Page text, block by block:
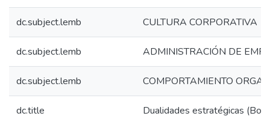
dc.subject.lemb CULTURA CORPORATIVA
dc.subject.lemb ADMINISTRACIÓN DE
dc.subject.lemb COMPORTAMIENTO
dc.title Dualidades estratégicas